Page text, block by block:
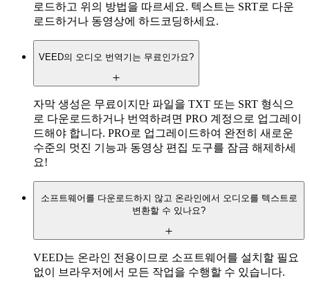
로드하고 위의 방법을 따르세요. 텍스트는 SRT로 다운
로드하거나 동영상에 하드코딩하세요.
VEED의 오디오 번역기는 무료인가요?
자막 생성은 무료이지만 파일을 TXT 또는 SRT 형식으
로 다운로드하거나 번역하려면 PRO 계정으로 업그레이
드해야 합니다. PRO로 업그레이드하여 완전히 새로운
수준의 멋진 기능과 동영상 편집 도구를 잠금 해제하세
요!
소프트웨어를 다운로드하지 않고 온라인에서 오디오를 텍스트로
변환할 수 있나요?
VEED는 온라인 전용이므로 소프트웨어를 설치할 필요
없이 브라우저에서 모든 작업을 수행할 수 있습니다.